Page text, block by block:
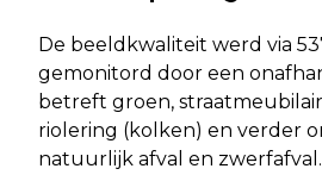
De beeldkwaliteit werd via
gemonitord door een
betreft groen,
riolering (kolken) en verder
natuurlijk afval en